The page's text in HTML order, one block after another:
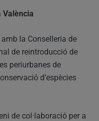
València
la Conselleria de
de reintroducció de
periurbanes de
d’espècies
de col·laboració per a